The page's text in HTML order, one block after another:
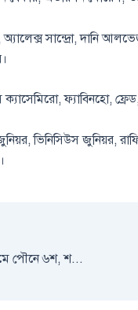
সান্দ্রো, দানি
ক্যাসেমিরো, ফ্যাবিনহো,
ভিনিসিউস জুনিয়র,
বিশ্বজুড়ে করোনা/ মৃত্যু কমে পৌনে ৬শ, শনাক্ত সোয়া লক্ষাধিক